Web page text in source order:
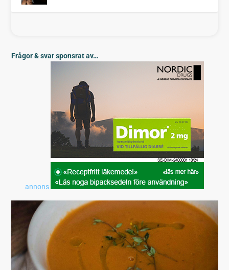
Frågor & svar sponsrat av…
annons